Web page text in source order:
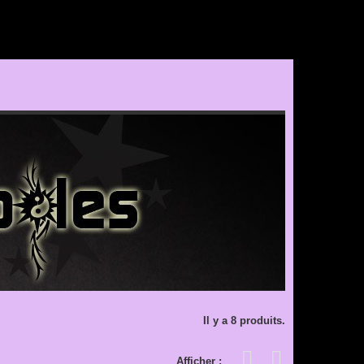
Il y a 8 produits.
Afficher :